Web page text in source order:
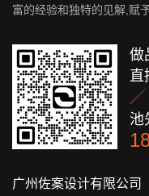
富的经验和独特的见解,赋
做
直

池
广州佐案设计有限公司